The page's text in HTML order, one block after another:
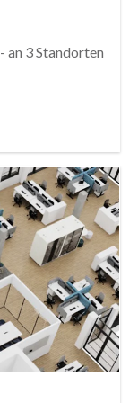
an 3 Standorten